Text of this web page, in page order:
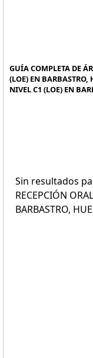
GUÍA COMPLETA DE
(LOE) EN
NIVEL C1 (LOE) EN
Sin resultados
RECEPCIÓN
BARBASTRO,